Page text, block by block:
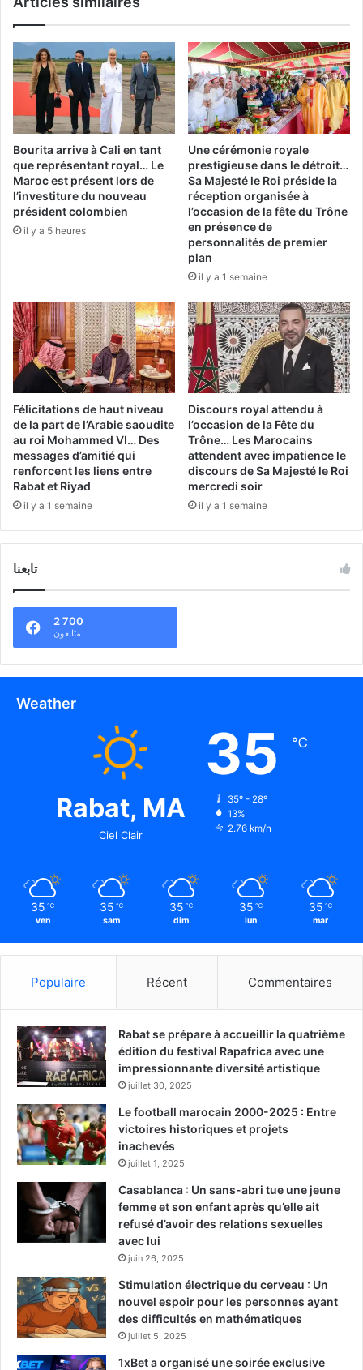
Bourita arrive à Cali en tant
que représentant royal… Le
Maroc est présent lors de
l’investiture du nouveau
président colombien
il y a 5 heures
Une cérémonie royale
prestigieuse dans le détroit…
Sa Majesté le Roi préside la
réception organisée à
l’occasion de la fête du Trône
en présence de
personnalités de premier
plan
il y a 1 semaine
Félicitations de haut niveau
de la part de l’Arabie saoudite
au roi Mohammed VI… Des
messages d’amitié qui
renforcent les liens entre
Rabat et Riyad
il y a 1 semaine
Discours royal attendu à
l’occasion de la Fête du
Trône… Les Marocains
attendent avec impatience le
discours de Sa Majesté le Roi
mercredi soir
il y a 1 semaine
تابعنا
2 700
متابعون
Weather
Rabat, MA
Ciel Clair
35 ℃
35º - 28º
13%
2.76 km/h
35 ℃
ven
35 ℃
sam
35 ℃
dim
35 ℃
lun
35 ℃
mar
Populaire Récent Commentaires
Rabat se prépare à accueillir la quatrième
édition du festival Rapafrica avec une
impressionnante diversité artistique
juillet 30, 2025
Le football marocain 2000-2025 : Entre
victoires historiques et projets
inachevés
juillet 1, 2025
Casablanca : Un sans-abri tue une jeune
femme et son enfant après qu’elle ait
refusé d’avoir des relations sexuelles
avec lui
juin 26, 2025
Stimulation électrique du cerveau : Un
nouvel espoir pour les personnes ayant
des difficultés en mathématiques
juillet 5, 2025
1xBet a organisé une soirée exclusive